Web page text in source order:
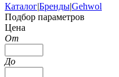
Каталог|Бренды|Gehwol
Подбор параметров
Цена
От
До